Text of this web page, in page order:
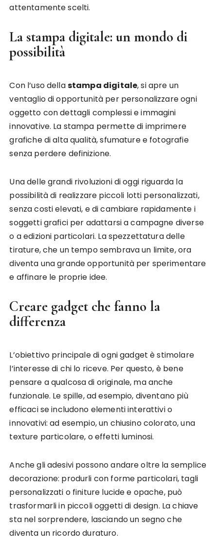
attentamente scelti.
La stampa digitale: un mondo di
possibilità
Con l’uso dellastampa digitale, si apre un
ventaglio di opportunità per personalizzare ogni
oggetto con dettagli complessi e immagini
innovative. La stampa permette di imprimere
grafiche di alta qualità, sfumature e fotografie
senza perdere definizione.
Una delle grandi rivoluzioni di oggi riguarda la
possibilità di realizzare piccoli lotti personalizzati,
senza costi elevati, e di cambiare rapidamente i
soggetti grafici per adattarsi a campagne diverse
o a edizioni particolari. La spezzettatura delle
tirature, che un tempo sembrava un limite, ora
diventa una grande opportunità per sperimentare
e affinare le proprie idee.
Creare gadget che fanno la
differenza
L’obiettivo principale di ogni gadget è stimolare
l’interesse di chi lo riceve. Per questo, è bene
pensare a qualcosa di originale, ma anche
funzionale. Le spille, ad esempio, diventano più
efficaci se includono elementi interattivi o
innovativi: ad esempio, un chiusino colorato, una
texture particolare, o effetti luminosi.
Anche gli adesivi possono andare oltre la semplice
decorazione: produrli con forme particolari, tagli
personalizzati o finiture lucide e opache, può
trasformarli in piccoli oggetti di design. La chiave
sta nel sorprendere, lasciando un segno che
diventa un ricordo duraturo.